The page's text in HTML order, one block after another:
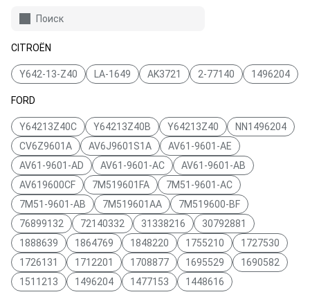
Поиск
CITROËN
Y642-13-Z40 LA-1649 AK3721 2-77140 1496204
FORD
Y64213Z40C Y64213Z40B Y64213Z40
NN1496204
CV6Z9601A
AV6J9601S1A
AV61-9601-AE
AV61-9601-AD
AV61-9601-AC
AV61-9601-AB
AV619600CF
7M519601FA
7M51-9601-AC
7M51-9601-AB
7M519601AA
7M519600-BF
76899132
72140332 31338216
30792881
1888639
1864769 1848220 1755210
1727530
1726131
1712201 1708877 1695529
1690582
1511213
1496204 1477153 1448616